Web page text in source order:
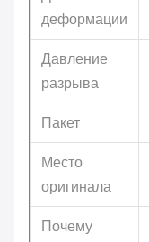
деформации
Давление
разрыва
Пакет
Место
оригинала
Почему